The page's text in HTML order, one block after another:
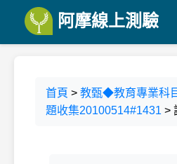
阿摩線上測驗
首頁 > 教甄◆教育專業科
題收集20100514#1431 >